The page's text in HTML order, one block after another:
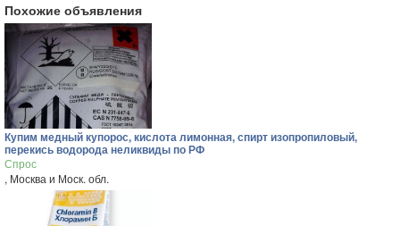
Похожие объявления
Купим медный купорос, кислота лимонная, спирт изопропиловый,
перекись водорода неликвиды по РФ
Спрос
, Москва и Моск. обл.